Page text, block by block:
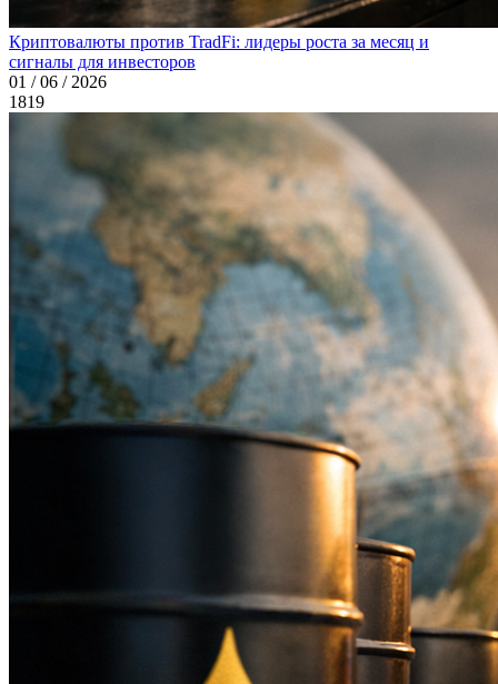
Криптовалюты против TradFi: лидеры роста за месяц и
сигналы для инвесторов
01 / 06 / 2026
1819